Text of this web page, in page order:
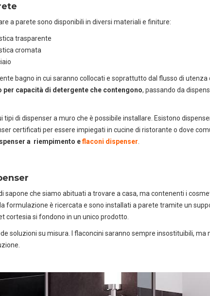
a parete sono disponibili in diversi materiali e finiture:
trasparente
cromata
bagno in cui saranno collocati e soprattutto dal flusso di
capacità di detergente che contengono, passando da
di dispenser a muro che è possibile installare. Esistono
certificati per essere impiegati in cucine di ristorante o dove
a riempimento eflaconi dispenser
sapone che siamo abituati a trovare a casa, ma contenenti i
formulazione è ricercata e sono installati a parete tramite un
cortesia si fondono in un unico prodotto.
soluzioni su misura. I flaconcini saranno sempre insostituibili, ma